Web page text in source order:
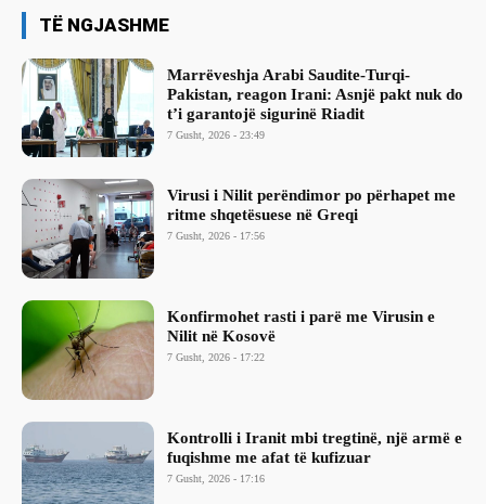
TË NGJASHME
Marrëveshja Arabi Saudite-Turqi-
Pakistan, reagon Irani: Asnjë pakt nuk do
t’i garantojë sigurinë Riadit
7 Gusht, 2026 - 23:49
Virusi i Nilit perëndimor po përhapet me
ritme shqetësuese në Greqi
7 Gusht, 2026 - 17:56
Konfirmohet rasti i parë me Virusin e
Nilit në Kosovë
7 Gusht, 2026 - 17:22
Kontrolli i Iranit mbi tregtinë, një armë e
fuqishme me afat të kufizuar
7 Gusht, 2026 - 17:16